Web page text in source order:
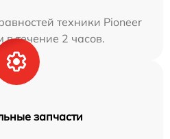
техники Pioneer
в течение 2 часов.
запчасти